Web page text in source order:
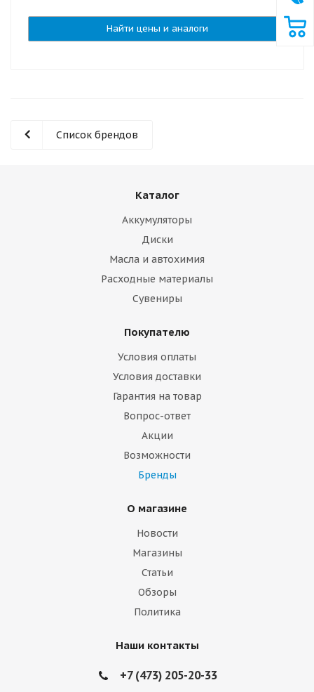
Найти цены и аналоги
Список брендов
Каталог
Аккумуляторы
Диски
Масла и автохимия
Расходные материалы
Сувениры
Покупателю
Условия оплаты
Условия доставки
Гарантия на товар
Вопрос-ответ
Акции
Возможности
Бренды
О магазине
Новости
Магазины
Статьи
Обзоры
Политика
Наши контакты
+7 (473) 205-20-33